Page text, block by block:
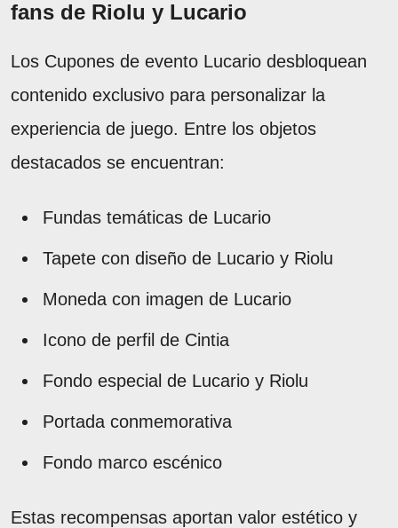
fans de Riolu y Lucario
Los Cupones de evento Lucario desbloquean
contenido exclusivo para personalizar la
experiencia de juego. Entre los objetos
destacados se encuentran:
Fundas temáticas de Lucario
Tapete con diseño de Lucario y Riolu
Moneda con imagen de Lucario
Icono de perfil de Cintia
Fondo especial de Lucario y Riolu
Portada conmemorativa
Fondo marco escénico
Estas recompensas aportan valor estético y